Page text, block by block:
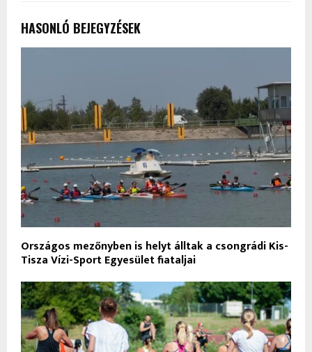
HASONLÓ BEJEGYZÉSEK
Országos mezőnyben is helyt álltak a csongrádi Kis-
Tisza Vízi-Sport Egyesület fiataljai